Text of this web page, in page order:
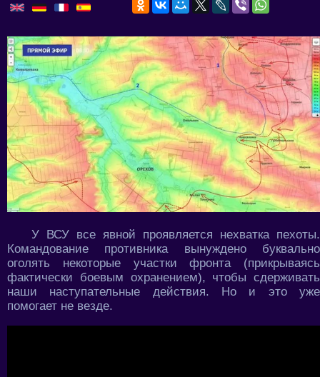
У ВСУ все явной проявляется нехватка пехоты.
Командование противника вынуждено буквально
оголять некоторые участки фронта (прикрываясь
фактически боевым охранением), чтобы сдерживать
наши наступательные действия. Но и это уже
помогает не везде.